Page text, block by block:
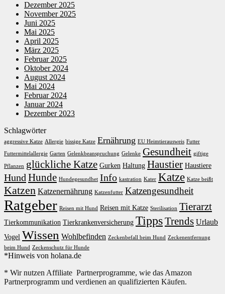
Dezember 2025
November 2025
Juni 2025
Mai 2025
April 2025
März 2025
Februar 2025
Oktober 2024
August 2024
Mai 2024
Februar 2024
Januar 2024
Dezember 2023
Schlagwörter
aggressive Katze Allergie bissige Katze Ernährung EU Heimtierausweis Futter
Futtermittelallergie Garten Gelenkbeanspruchung Gelenke Gesundheit giftige
Pflanzen glückliche Katze Gurken Haltung Haustier Haustiere
Hund Hunde Hundegesundhet Info kastration Kater Katze Katze beißt
Katzen Katzenernährung Katzenfutter Katzengesundheit
Ratgeber Reisen mit Hund Reisen mit Katze Sterilisation Tierarzt
Tierkommunikation Tierkrankenversicherung TippsTrends Urlaub
Vogel Wissen Wohlbefinden Zeckenbefall beim Hund Zeckenentfernung
beim Hund Zeckenschutz für Hunde
*Hinweis von holana.de
* Wir nutzen Affiliate Partnerprogramme, wie das Amazon
Partnerprogramm und verdienen an qualifizierten Käufen.